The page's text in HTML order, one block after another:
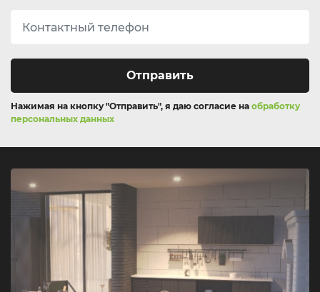
Отправить
Нажимая на кнопку "Отправить", я даю согласие на обработку
персональных данных